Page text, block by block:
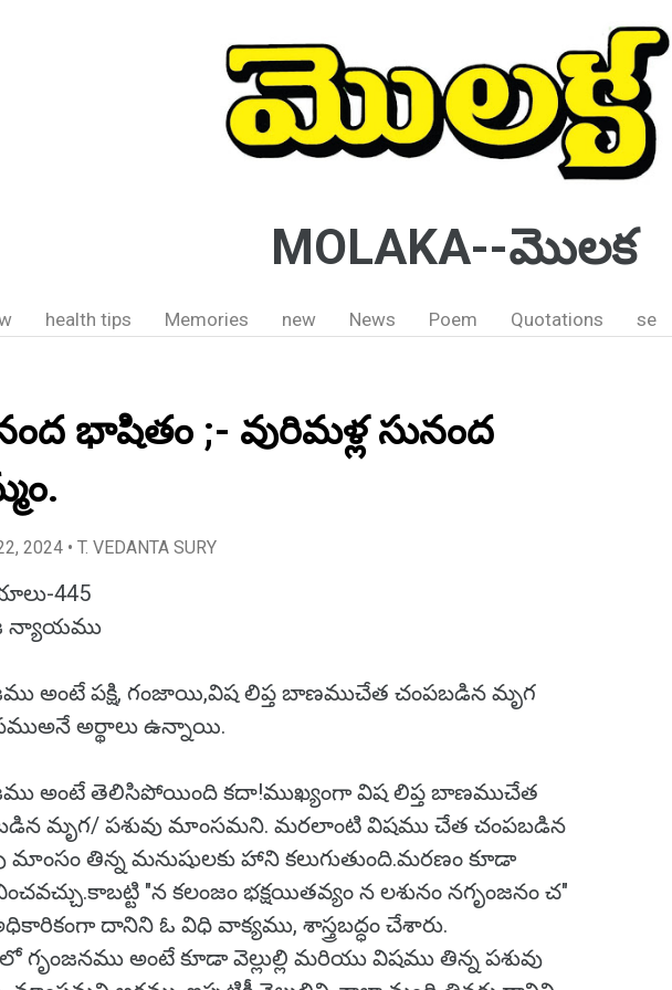
MOLAKA--మొలక
health tips Memories new News Poem Quotations se
భాషితం ;- వురిమళ్ల సునంద
2024 • T. VEDANTA SURY
445
న్యాయము
అంటే పక్షి, గంజాయి,విష లిప్త బాణముచేత చంపబడిన మృగ
అర్థాలు ఉన్నాయి.
అంటే తెలిసిపోయింది కదా!ముఖ్యంగా విష లిప్త బాణముచేత
మృగ/ పశువు మాంసమని. మరలాంటి విషము చేత చంపబడిన
మాంసం తిన్న మనుషులకు హాని కలుగుతుంది.మరణం కూడా
"న కలంజం భక్షయితవ్యం న లశునం నగృంజనం చ"
దానిని ఓ విధి వాక్యము, శాస్త్రబద్ధం చేశారు.
గృంజనము అంటే కూడా వెల్లుల్లి మరియు విషము తిన్న పశువు